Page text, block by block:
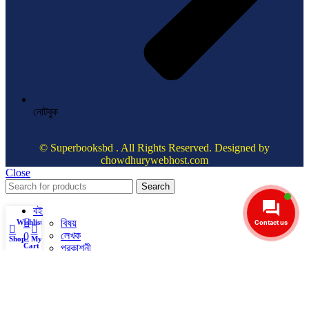
নোটবুক
© Superbooksbd . All Rights Reserved. Designed by
chowdhurywebhost.com
Close
Search
বই
বিষয়
লেখক
প্রকাশনী
Shop
Wishlist
0
Cart
My account
Contact us